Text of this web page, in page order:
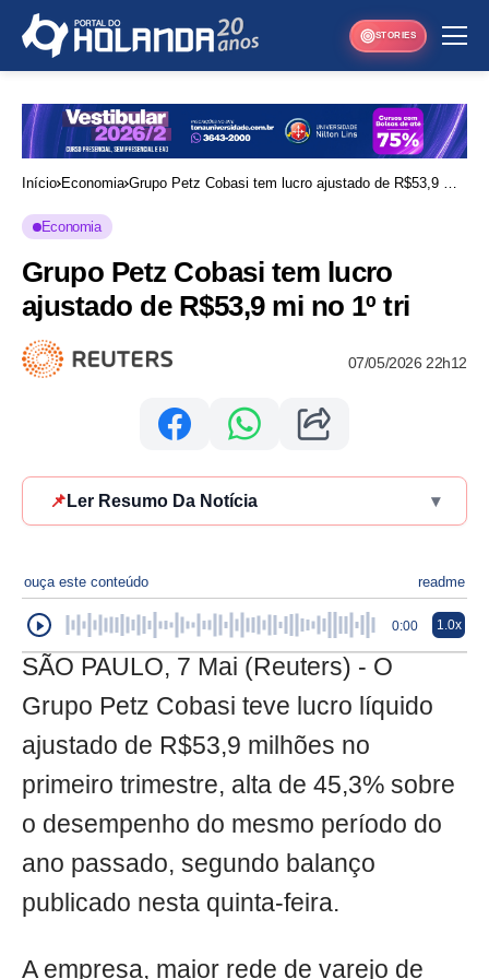
STORIES
Início Economia Grupo Petz Cobasi tem lucro ajustado de R$53,9 mi
Economia
Grupo Petz Cobasi tem lucro
ajustado de R$53,9 mi no 1º tri
07/05/2026 22h12
📌 Ler Resumo Da Notícia ▾
ouça este conteúdo readme
0:00 1.0x
SÃO PAULO, 7 Mai (Reuters) - O
Grupo Petz Cobasi teve lucro líquido
ajustado de R$53,9 milhões no
primeiro trimestre, alta de 45,3% sobre
o desempenho do mesmo período do
ano passado, segundo balanço
publicado nesta quinta-feira.
A empresa, maior rede de varejo de